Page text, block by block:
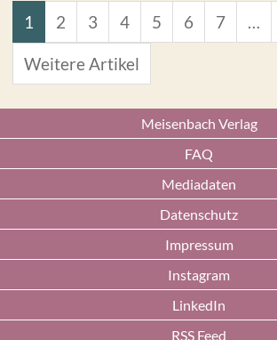
1 2 3 4 5 6 7 …
Weitere Artikel
Meisenbach Verlag
FAQ
Mediadaten
Datenschutz
Impressum
Instagram
LinkedIn
RSS Feed